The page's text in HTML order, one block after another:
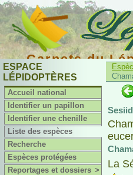
Carnets du
ESPACE
LÉPIDOPTÈRES
Accueil national
Identifier un papillon
Identifier une chenille
Liste des espèces
Recherche
Espèces protégées
Reportages et dossiers >
La